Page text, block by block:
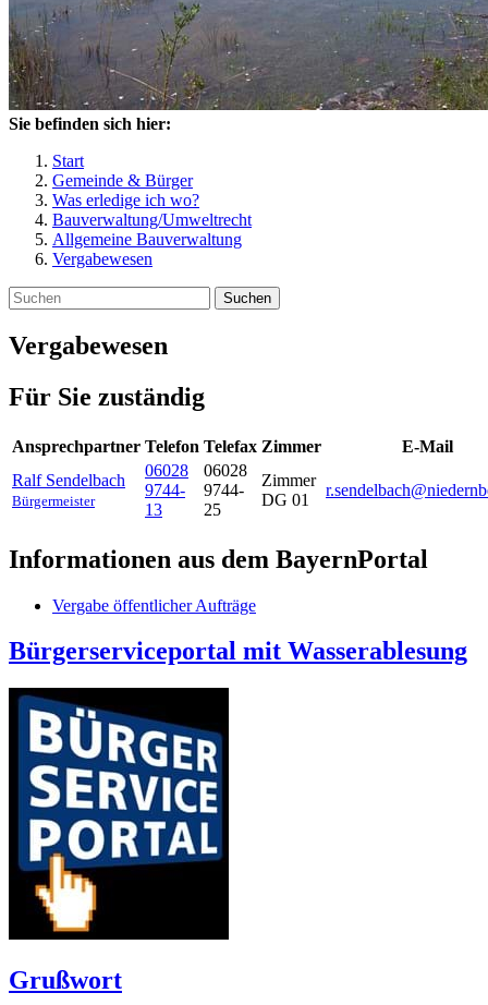
Sie befinden sich hier:
Start
Gemeinde & Bürger
Was erledige ich wo?
Bauverwaltung/Umweltrecht
Allgemeine Bauverwaltung
Vergabewesen
Suchen
Vergabewesen
Für Sie zuständig
Ansprechpartner Telefon Telefax Zimmer
E-Mail
Ralf Sendelbach
Bürgermeister
06028
9744-
13
06028
9744-
25
Zimmer
DG 01
Informationen aus dem BayernPortal
Vergabe öffentlicher Aufträge
Bürgerserviceportal mit Wasserablesung
Grußwort